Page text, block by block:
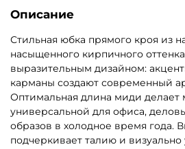
Описание
Стильная юбка прямого кроя из
насыщенного кирпичного
выразительным дизайном:
карманы создают современный
Оптимальная длина миди делает
универсальной для офиса,
образов в холодное время года.
подчеркивает талию и визуально